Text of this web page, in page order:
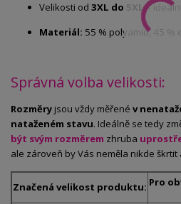
Velikosti od 3XL do 5XL–
Materiál: 55 % polyamid, 45 %
Správná volba velikosti:
Rozměry jsou vždy měřené v
nataženém stavu. Ideálně se tedy
být svým rozměrem zhruba
ale zároveň by Vás neměla nikde
Značená velikost produktu: Pro